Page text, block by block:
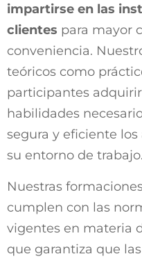
impartirse en las
clientes para mayor
conveniencia.
teóricos como
participantes
habilidades
segura y eficiente
su entorno de trabajo.
Nuestras
cumplen con las
vigentes en materia
que garantiza que